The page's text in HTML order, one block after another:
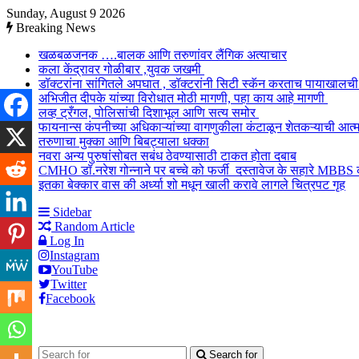
Sunday, August 9 2026
Breaking News
खळबळजनक ….बालक आणि तरुणांवर लैंगिक अत्याचार
कला केंद्रावर गोळीबार ,युवक जखमी
डॉक्टरांना सांगितले अपघात , डॉक्टरांनी सिटी स्कॅन करताच
अभिजीत दीपके यांच्या विरोधात मोठी मागणी, पहा काय आहे मागणी
लव्ह ट्रँगल, पोलिसांची दिशाभूल आणि सत्य समोर
फायनान्स कंपनीच्या अधिकाऱ्यांच्या वागणुकीला कंटाळून शेतकऱ्याची
तरुणाचा मुक्का आणि बिबट्याला धक्का
नवरा अन्य पुरुषांसोबत सबंध ठेवण्यासाठी टाकत होता दबाब
CMHO डॉ.नरेश गोन्नाने पर बच्चे को फर्जी दस्तावेज के सहारे MBBS
इतका बेक्कार वास की अर्ध्या शो मधून खाली करावे लागले चित्रपट गृह
Sidebar
Random Article
Log In
Instagram
YouTube
Twitter
Facebook
Search for